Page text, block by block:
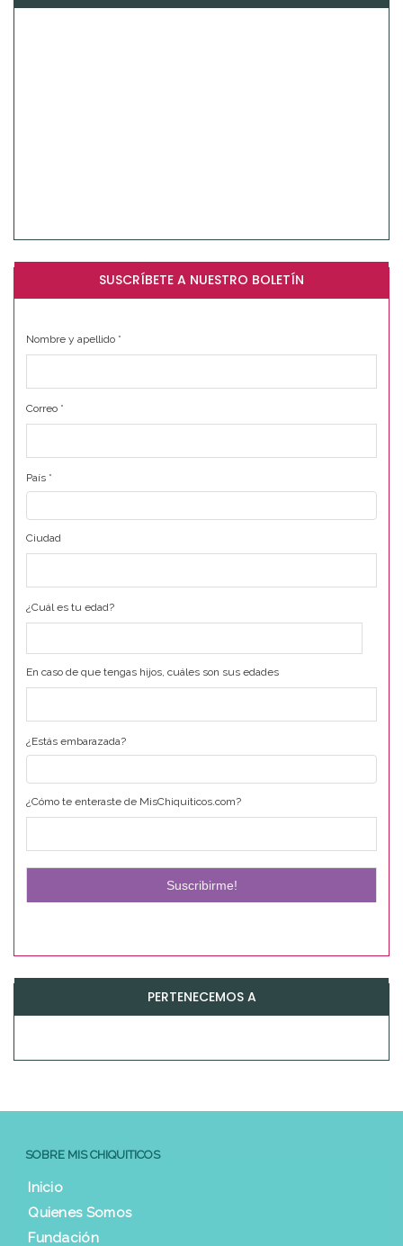
SUSCRÍBETE A NUESTRO BOLETÍN
Nombre y apellido *
Correo *
País *
Ciudad
¿Cuál es tu edad?
En caso de que tengas hijos, cuáles son sus edades
¿Estás embarazada?
¿Cómo te enteraste de MisChiquiticos.com?
PERTENECEMOS A
SOBRE MIS CHIQUITICOS
Inicio
Quienes Somos
Fundación